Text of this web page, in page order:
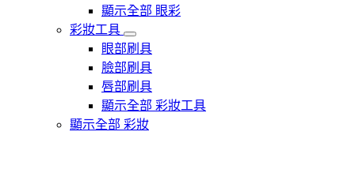
顯示全部 眼彩
彩妝工具
眼部刷具
臉部刷具
唇部刷具
顯示全部 彩妝工具
顯示全部 彩妝